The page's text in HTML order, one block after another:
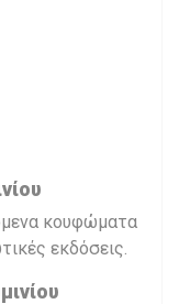
κουφώματα
εκδόσεις.